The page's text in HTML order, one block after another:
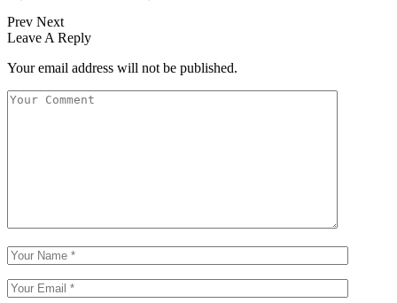
Prev Next
Leave A Reply
Your email address will not be published.